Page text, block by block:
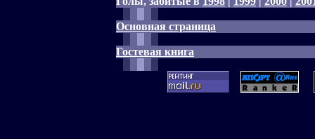
Основная страница
Гостевая книга